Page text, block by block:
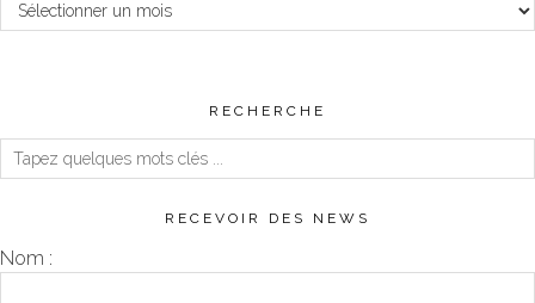
RECHERCHE
RECEVOIR DES NEWS
Nom :